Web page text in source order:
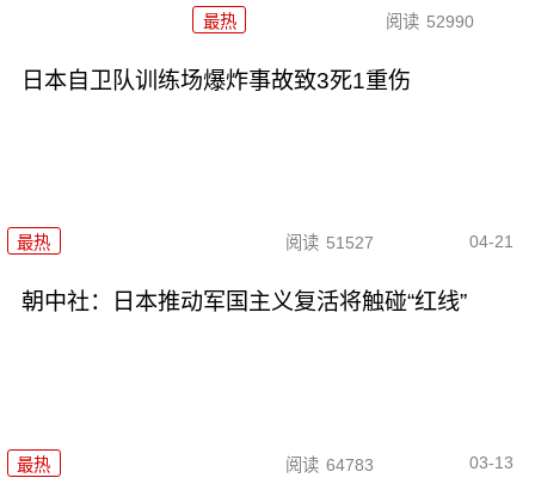
最热 阅读 52990
日本自卫队训练场爆炸事故致3死1重伤
最热 阅读 51527 04-21
朝中社：日本推动军国主义复活将触碰“红线”
最热 阅读 64783 03-13